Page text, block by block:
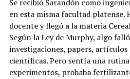
Se recibió Sarandón como
en esta misma facultad platense.
docente y llegó a la materia
Según la Ley de Murphy, algo
investigaciones, papers,
científicas. Pero sentía una
experimentos, probaba